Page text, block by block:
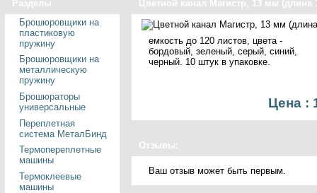
Цветной канал Магистр, 13 мм
емкость до 120 листов, цвета -
бордовый, зеленый, серый, синий,
черный. 10 штук в упаковке.
Цена :
Отзывы:
Ваш отзыв может быть первым.
Разделы
Брошюровщики на
пластиковую
пружину
Брошюровщики на
металлическую
пружину
Брошюраторы
универсальные
Переплетная
система МеталБинд
Термопереплетные
машины
Термоклеевые
машины